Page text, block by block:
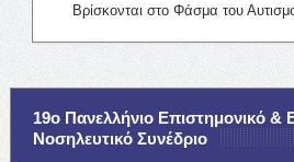
Βρίσκονται στο Φάσμα του
19ο Πανελλήνιο Επιστημονικό &
Νοσηλευτικό Συνέδριο